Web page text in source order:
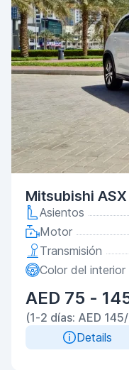
Mitsubishi
Asientos
Motor
Transmisión
Color del interior
AED 75 -
(1-2 días: AED
Details